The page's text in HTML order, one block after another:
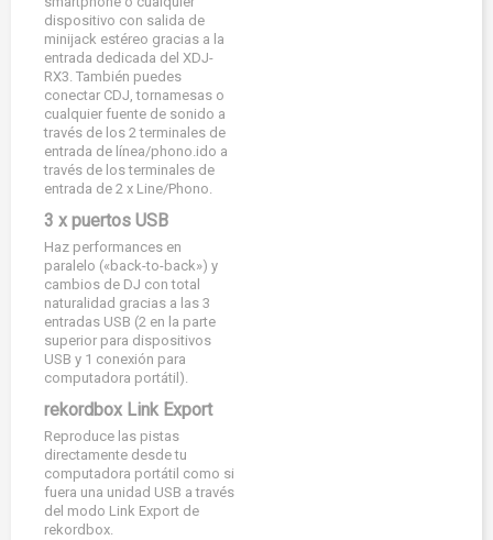
dispositivo con salida de
minijack estéreo gracias a la
entrada dedicada del XDJ-
RX3. También puedes
conectar CDJ, tornamesas o
cualquier fuente de sonido a
través de los 2 terminales de
entrada de línea/phono.ido a
través de los terminales de
entrada de 2 x Line/Phono.
3 x puertos USB
Haz performances en
paralelo («back-to-back») y
cambios de DJ con total
naturalidad gracias a las 3
entradas USB (2 en la parte
superior para dispositivos
USB y 1 conexión para
computadora portátil).
rekordbox Link Export
Reproduce las pistas
directamente desde tu
computadora portátil como si
fuera una unidad USB a través
del modo Link Export de
rekordbox.